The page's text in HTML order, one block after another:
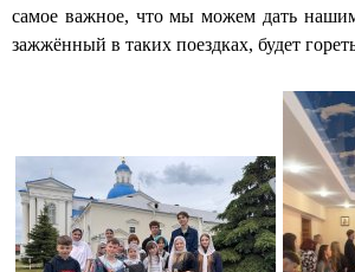
самое важное, что мы можем дать
зажжённый в таких поездках, будет